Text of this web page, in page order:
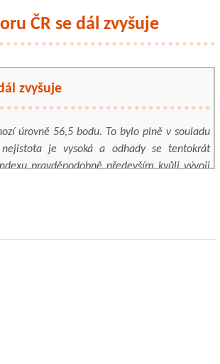
ČR se dál zvyšuje
zvyšuje
úrovně 56,5 bodu. To bylo plně v souladu
je vysoká a odhady se tentokrát
pravděpodobně především kvůli vývoji
ve světle vývoje indexu výrobní aktivity
jedné straně dané rostoucí poptávkou, ale
výroba. Nedostatek surovin údajně vedl